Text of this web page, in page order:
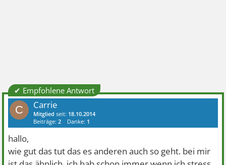
✔ Empfohlene Antwort
C Carrie
Mitglied seit: 18.10.2014
Beiträge:2 Danke: 1
hallo,
wie gut das tut das es anderen auch so geht. bei mir